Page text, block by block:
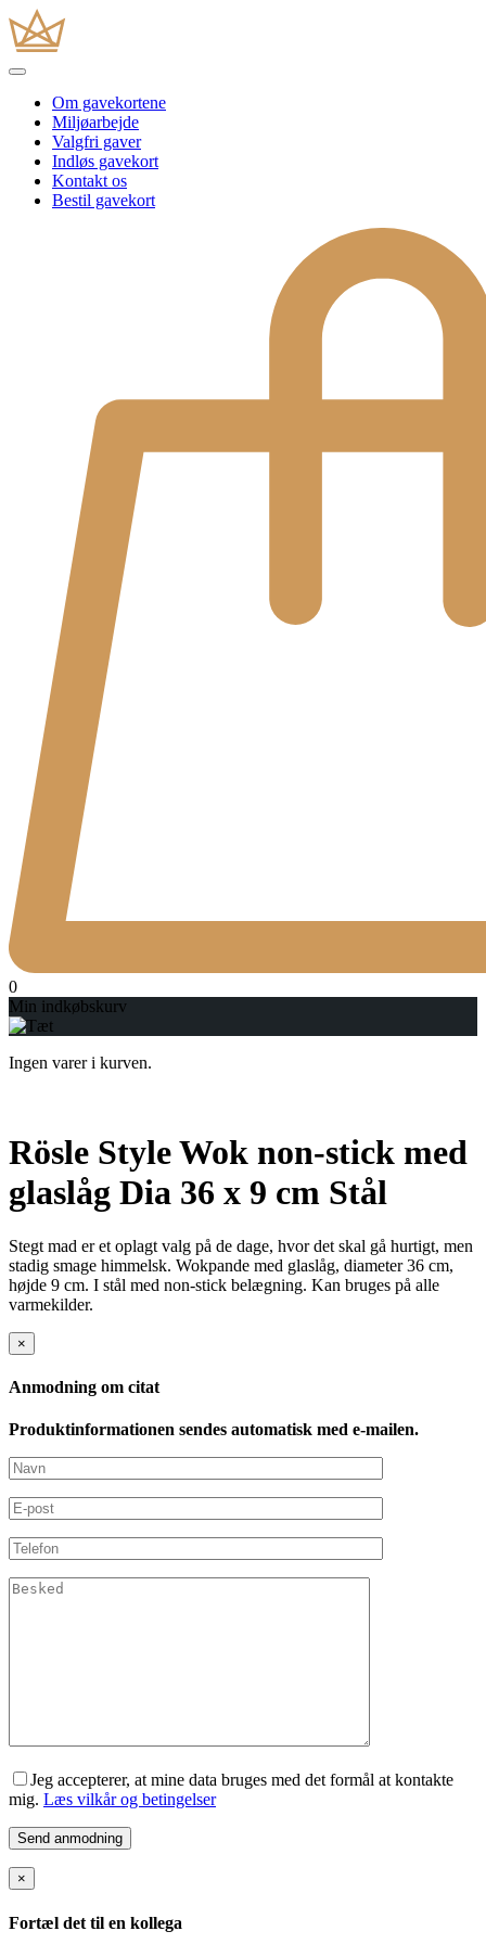
Om gavekortene
Miljøarbejde
Valgfri gaver
Indløs gavekort
Kontakt os
Bestil gavekort
0
Min indkøbskurv
Ingen varer i kurven.
Rösle Style Wok non-stick med
glaslåg Dia 36 x 9 cm Stål
Stegt mad er et oplagt valg på de dage, hvor det skal gå hurtigt, men
stadig smage himmelsk. Wokpande med glaslåg, diameter 36 cm,
højde 9 cm. I stål med non-stick belægning. Kan bruges på alle
varmekilder.
×
Anmodning om citat
Produktinformationen sendes automatisk med e-mailen.
Jeg accepterer, at mine data bruges med det formål at kontakte
mig. Læs vilkår og betingelser
×
Fortæl det til en kollega